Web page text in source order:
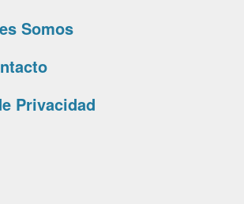
Somos
Privacidad